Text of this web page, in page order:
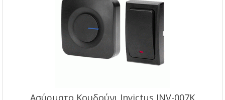
Ασύρματο Κουδούνι Invictus INV-007K